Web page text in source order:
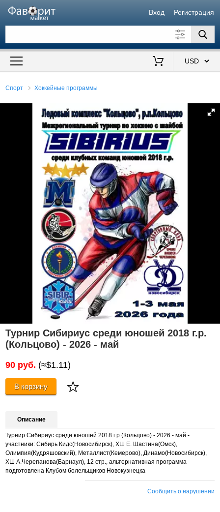
Вход Регистрация
Искать также в описании
Спорт Хоккейные программы
Турнир Сибириус среди юношей 2018 г.р.
(Кольцово) - 2026 - май
90 руб. (≈$1.11)
В корзину
Описание
Турнир Сибириус среди юношей 2018 г.р.(Кольцово) - 2026 - май -
участники: Сибирь Кидс(Новосибирск), ХШ Е. Шастина(Омск),
Олимпия(Кудряшовский), Металлист(Кемерово), Динамо(Новосибирск),
ХШ А.Черепанова(Барнаул), 12 стр.,альтернативная программа
подготовлена Клубом болельщиков Новокузнецка
Сообщить о нарушении